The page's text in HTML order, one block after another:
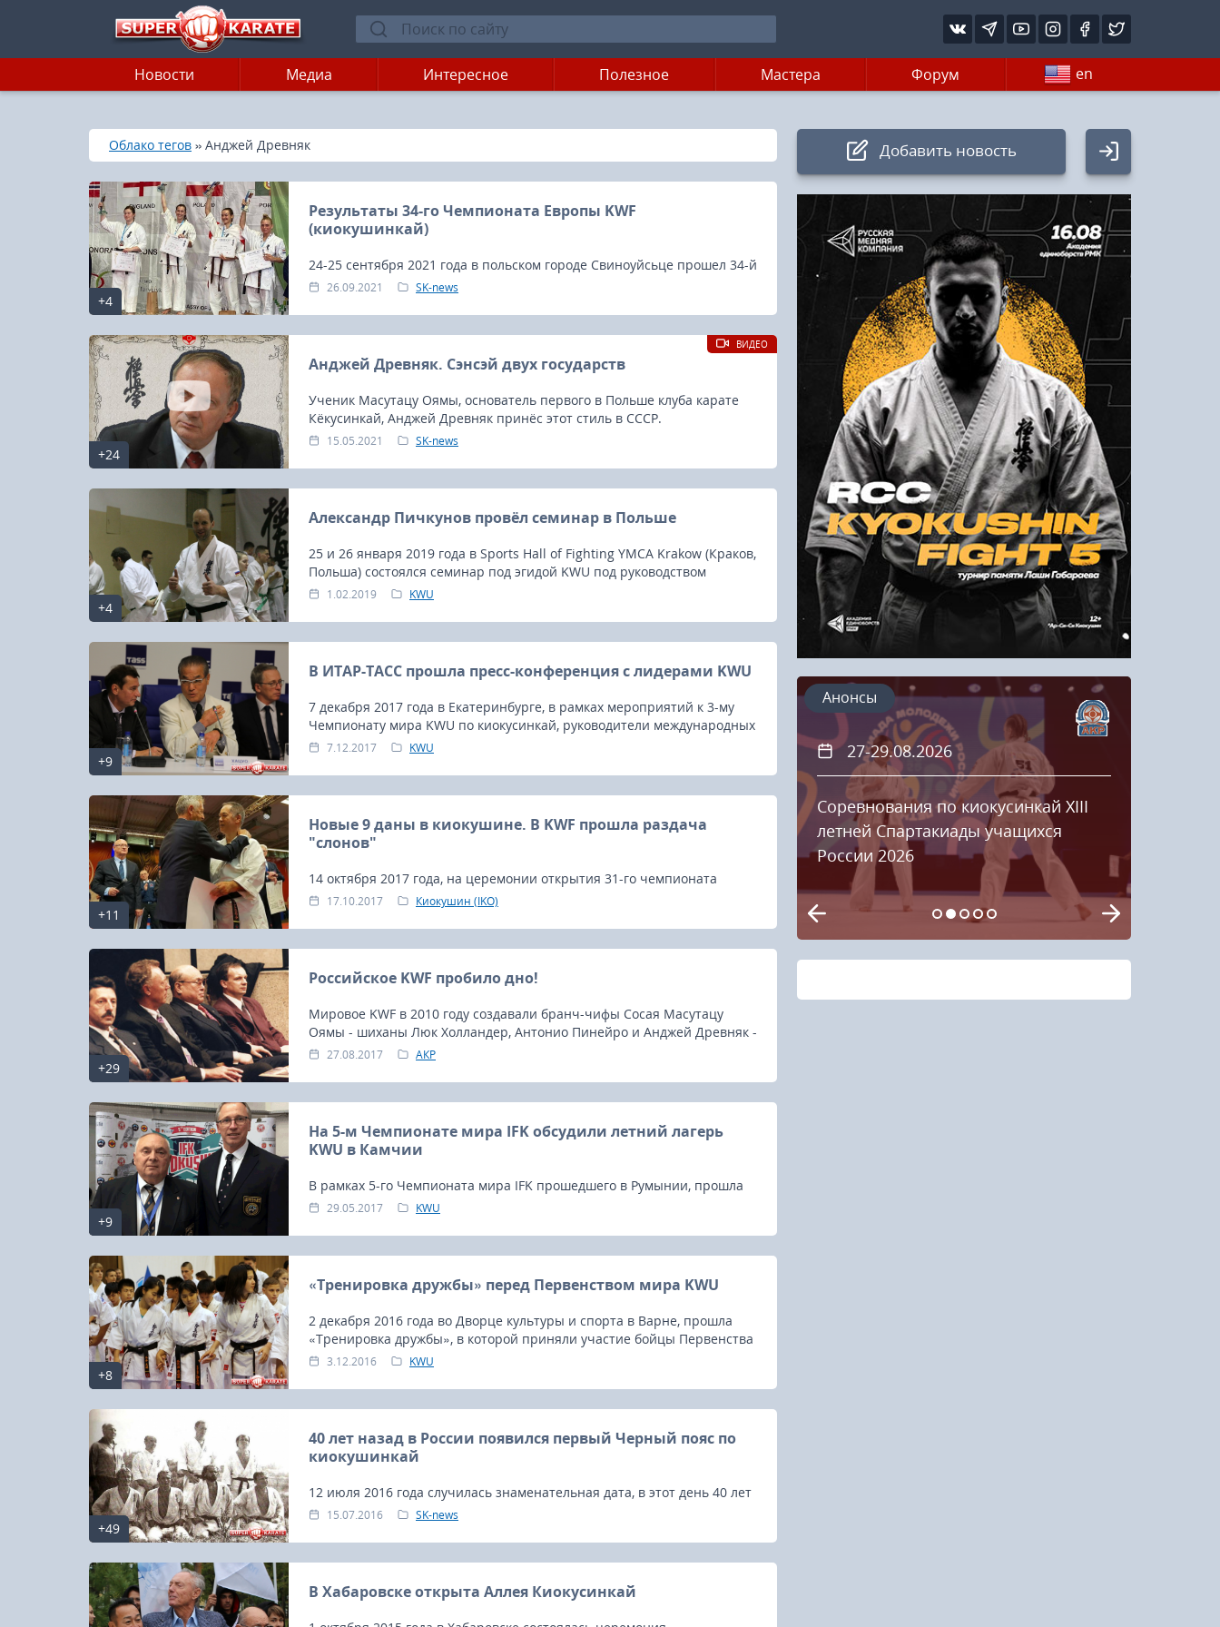
Новости Медиа Интересное Полезное Мастера Форум en
Главная
»
Облако тегов » Анджей Древняк
+4
Результаты 34-го Чемпионата Европы KWF
(киокушинкай)
24-25 сентября 2021 года в польском городе Свиноуйсьце прошел 34-й
Чемпионат Европы KWF (34th KWF European Championship 2021).
26.09.2021 SK-news
+24
Анджей Древняк. Сэнсэй двух государств
Ученик Масутацу Оямы, основатель первого в Польше клуба карате
Кёкусинкай, Анджей Древняк принёс этот стиль в СССР.
15.05.2021 SK-news
ВИДЕО
+4
Александр Пичкунов провёл семинар в Польше
25 и 26 января 2019 года в Sports Hall of Fighting YMCA Krakow (Краков,
Польша) состоялся семинар под эгидой KWU под руководством
Александра Пичкунова, в котором приняли участие более 120
Польши, Украины, Германии, Чехии и Румынии.
1.02.2019 KWU
+9
В ИТАР-ТАСС прошла пресс-конференция с лидерами KWU
7 декабря 2017 года в Екатеринбурге, в рамках мероприятий к 3-му
Чемпионату мира KWU по киокусинкай, руководители международных
организаций приняли участие в пресс-конференции в ИТАР-ТАСС
7.12.2017 KWU
+11
Новые 9 даны в киокушине. В KWF прошла раздача
"слонов"
14 октября 2017 года, на церемонии открытия 31-го чемпионата
Европы по киокушин KWF раздавали высокие пояса.
17.10.2017 Киокушин (IKO)
+29
Российское KWF пробило дно!
Мировое KWF в 2010 году создавали бранч-чифы Сосая Масутацу
Оямы - шиханы Люк Холландер, Антонио Пинейро и Анджей Древняк -
после разногласий с IKO и выхода из организации.
27.08.2017 АКР
+9
На 5-м Чемпионате мира IFK обсудили летний лагерь
KWU в Камчии
В рамках 5-го Чемпионата мира IFK прошедшего в Румынии, прошла
встреча представителей международных организаций входящих в
29.05.2017 KWU
+8
«Тренировка дружбы» перед Первенством мира KWU
2 декабря 2016 года во Дворце культуры и спорта в Варне, прошла
«Тренировка дружбы», в которой приняли участие бойцы Первенства
мира и местные спортсмены.
3.12.2016 KWU
+49
40 лет назад в России появился первый Черный пояс по
киокушинкай
12 июля 2016 года случилась знаменательная дата, в этот день 40 лет
назад в польском городе Грудек, 26-летний Александр Танюшкин,
киокушина на всей территории СССР и представителем Европейской
организации Кекусинкай в СССР.
15.07.2016 SK-news
В Хабаровске открыта Аллея Киокусинкай
Добавить новость
Авторизация
Логин:
Пароль
Войти
Напомнить пароль
Регистрация
23-25.10.2026
Spanish Autumn Camp 2026
27-29.08.2026
Соревнования по киокусинкай XIII
летней Спартакиады учащихся
России 2026
Анонсы